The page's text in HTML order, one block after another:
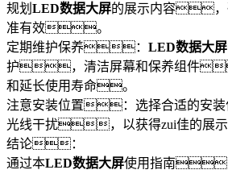
规划 LED数据大屏的展示内容，
准有效。
定期维护保养： LED数据大屏
护，清洁屏幕和保养组件
和延长使用寿命。
注意安装位置：选择合适的安
光线干扰，以获得zui佳的展
结论：
通过本LED数据大屏使用指南